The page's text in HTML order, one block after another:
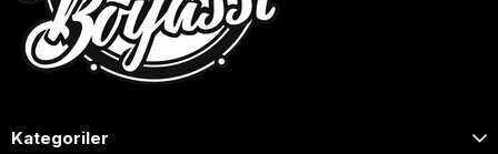
Kategoriler